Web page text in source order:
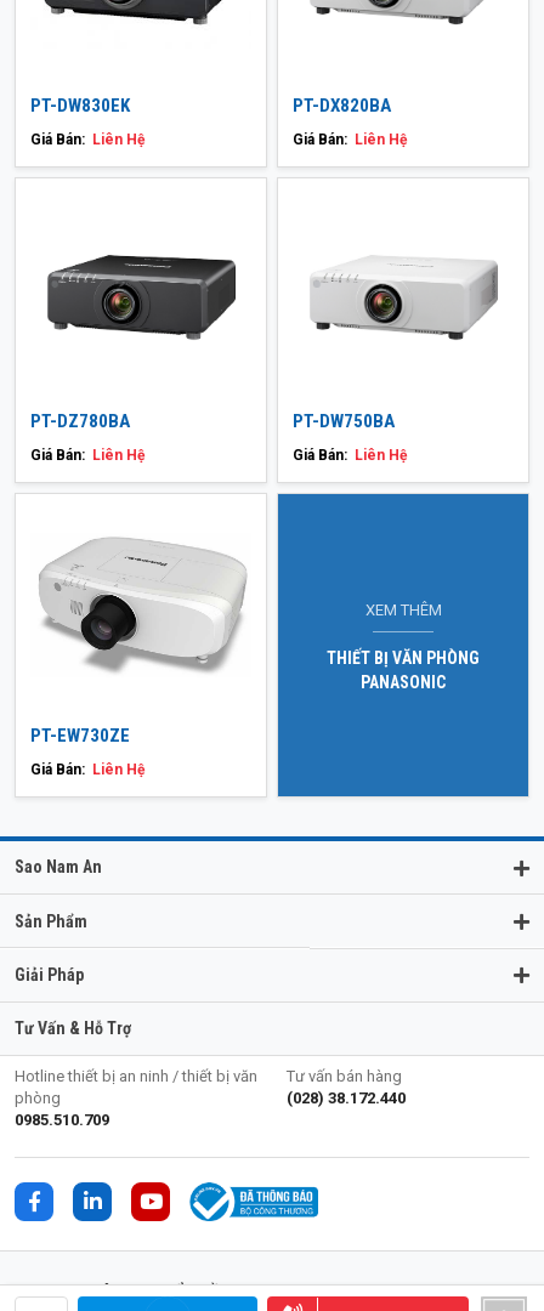
PT-DW830EK
Giá Bán: Liên Hệ
PT-DX820BA
Giá Bán: Liên Hệ
PT-DZ780BA
Giá Bán: Liên Hệ
PT-DW750BA
Giá Bán: Liên Hệ
PT-EW730ZE
Giá Bán: Liên Hệ
XEM THÊM
THIẾT BỊ VĂN PHÒNG
PANASONIC
Sao Nam An
Sản Phẩm
Giải Pháp
Tư Vấn & Hỗ Trợ
Hotline thiết bị an ninh / thiết bị văn
phòng
0985.510.709
Tư vấn bán hàng
(028) 38.172.440